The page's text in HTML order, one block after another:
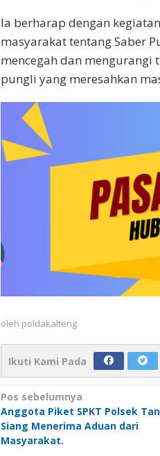
Ia berharap dengan
masyarakat tentang Saber
mencegah dan mengurangi
pungli yang meresahkan
oleh poldakalteng
Ikuti Kami Pada
Navigasi
pos
Pos sebelumnya
Anggota Piket SPKT Polsek
Siang Menerima Aduan dari
Masyarakat.